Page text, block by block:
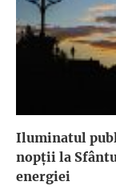
Iluminatul
nopţii la
energiei